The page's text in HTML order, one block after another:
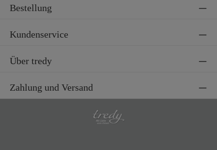
Bestellung
Kundenservice
Über tredy
Zahlung und Versand